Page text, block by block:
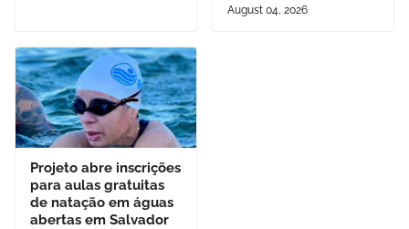
August 04, 2026
Projeto abre inscrições
para aulas gratuitas
de natação em águas
abertas em Salvador